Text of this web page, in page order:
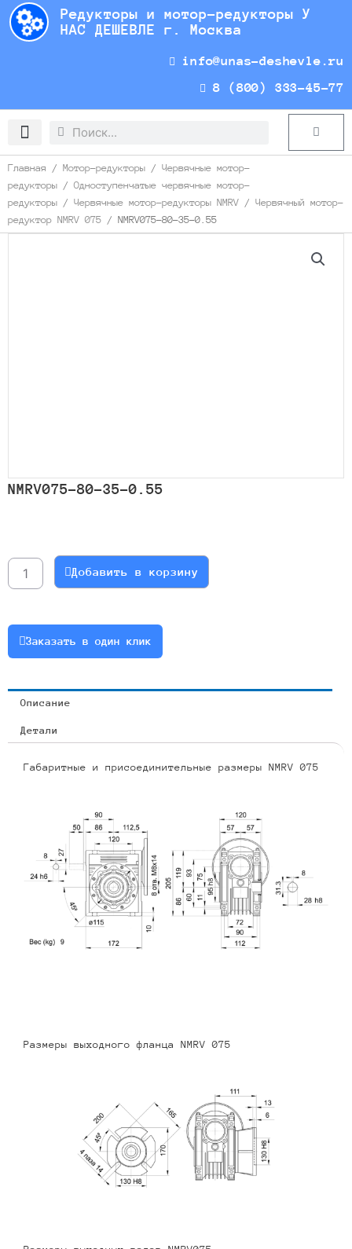
Перейти
содержимому
Редукторы и мотор-редукторы У
НАС ДЕШЕВЛЕ г. Москва
info@unas-deshevle.ru
8 (800) 333-45-77
Search
Search Cart
Главная / Мотор-редукторы / Червячные мотор-
редукторы / Одноступенчатые червячные мотор-
редукторы / Червячные мотор-редукторы NMRV / Червячный мотор-
редуктор NMRV 075 / NMRV075-80-35-0.55
NMRV075-80-35-0.55
NMRV075-
80-
Добавить в корзину
Заказать в один клик
Описание
Детали
Габаритные и присоединительные размеры NMRV 075
Размеры выходного фланца NMRV 075